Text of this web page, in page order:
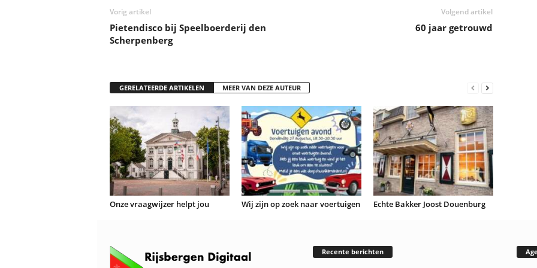
Vorig artikel
Pietendisco bij Speelboerderij den
Scherpenberg
Volgend artikel
60 jaar getrouwd
GERELATEERDE ARTIKELEN MEER VAN DEZE AUTEUR
Onze vraagwijzer helpt jou Wij zijn op zoek naar voertuigen Echte Bakker Joost Douenburg
Recente berichten